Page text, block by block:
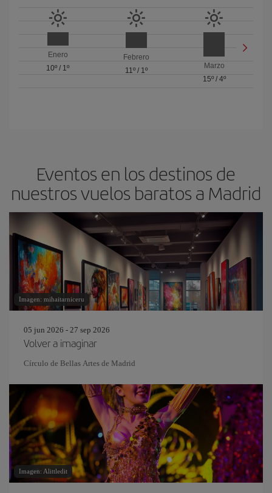
Enero
10º / 1º
Febrero
11º/ 1º
Marzo
15º/ 4º
Eventos en los destinos de
nuestros vuelos baratos a Madrid
Imagen: mihaitarniceru
05 jun 2026 - 27 sep 2026
Volver a imaginar
Círculo de Bellas Artes de Madrid
Imagen: Alittledit